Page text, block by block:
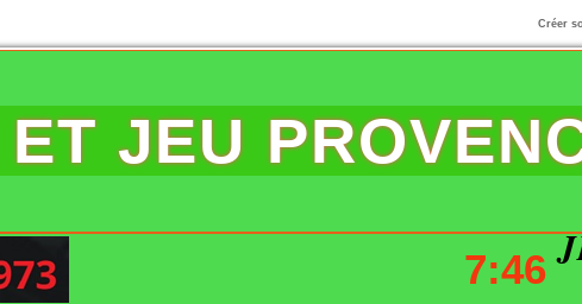
Créer
JEU
7:46